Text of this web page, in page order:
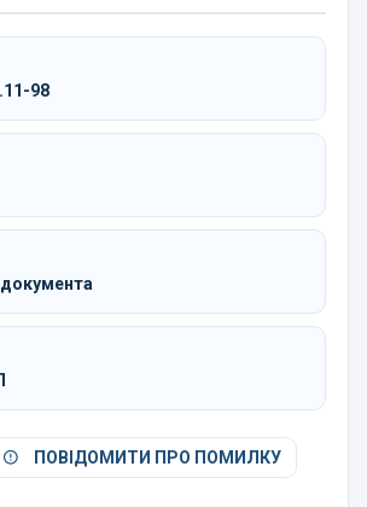
98
ПОВІДОМИТИ ПРО ПОМИЛКУ